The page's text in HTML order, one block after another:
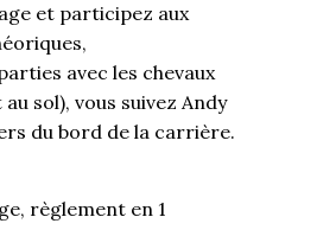
et participez aux
avec les chevaux
sol), vous suivez Andy
du bord de la carrière.
règlement en 1